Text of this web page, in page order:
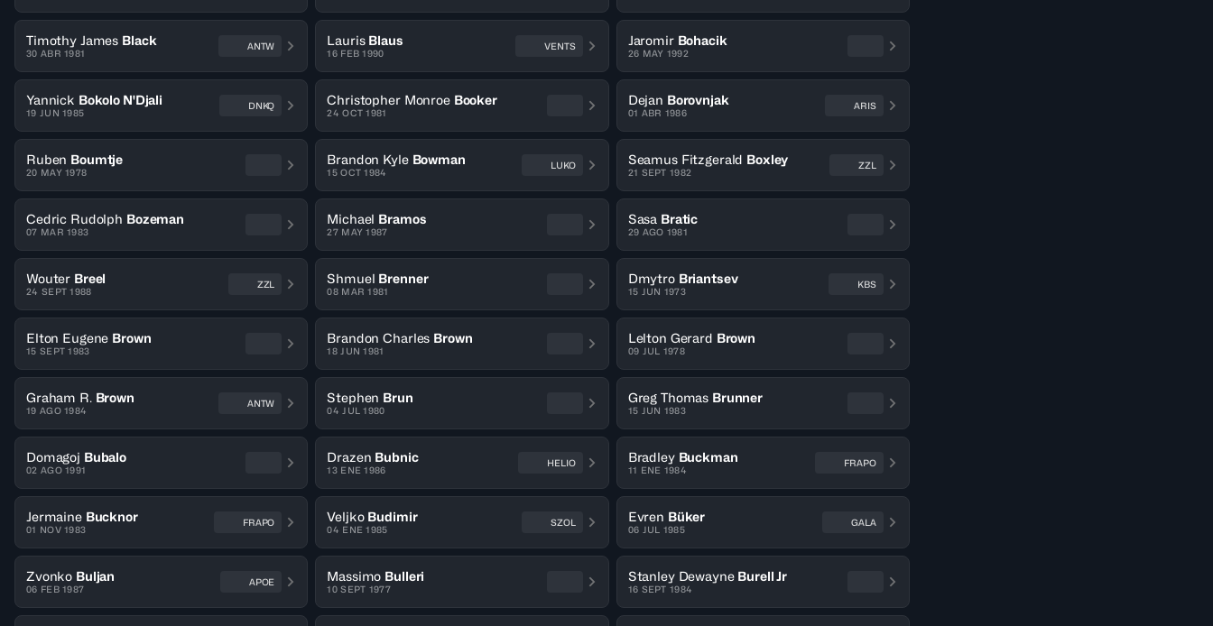
Timothy James Black
30 ABR 1981
ANTW Lauris Blaus
16 FEB 1990
VENTS Jaromir Bohacik
26 MAY 1992
Yannick Bokolo N'Djali
19 JUN 1985
DNKQ Christopher Monroe Booker
24 OCT 1981
Dejan Borovnjak
01 ABR 1986
ARIS
Ruben Boumtje
20 MAY 1978
Brandon Kyle Bowman
15 OCT 1984
LUKO Seamus Fitzgerald Boxley
21 SEPT 1982
ZZL
Cedric Rudolph Bozeman
07 MAR 1983
Michael Bramos
27 MAY 1987
Sasa Bratic
29 AGO 1981
Wouter Breel
24 SEPT 1988
ZZL Shmuel Brenner
08 MAR 1981
Dmytro Briantsev
15 JUN 1973
KBS
Elton Eugene Brown
15 SEPT 1983
Brandon Charles Brown
18 JUN 1981
Lelton Gerard Brown
09 JUL 1978
Graham R. Brown
19 AGO 1984
ANTW Stephen Brun
04 JUL 1980
Greg Thomas Brunner
15 JUN 1983
Domagoj Bubalo
02 AGO 1991
Drazen Bubnic
13 ENE 1986
HELIO Bradley Buckman
11 ENE 1984
FRAPO
Jermaine Bucknor
01 NOV 1983
FRAPO Veljko Budimir
04 ENE 1985
SZOL Evren Büker
06 JUL 1985
GALA
Zvonko Buljan
06 FEB 1987
APOE Massimo Bulleri
10 SEPT 1977
Stanley Dewayne Burell Jr
16 SEPT 1984